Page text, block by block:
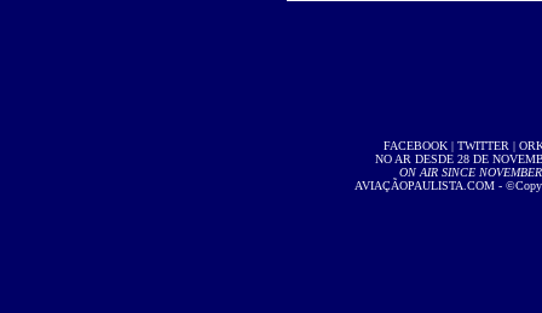
FACEBOOK| TWITTER |
NO AR DESDE 28 DE
ON AIR SINCE
AVIAÇÃOPAULISTA.COM -